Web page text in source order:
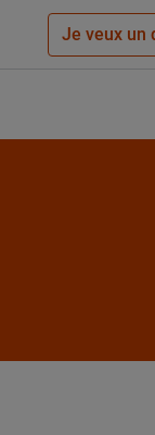
Je veux un